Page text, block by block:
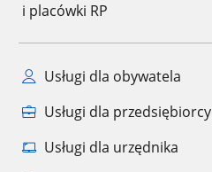
i placówki RP
Usługi dla obywatela
Usługi dla przedsiębiorcy
Usługi dla urzędnika